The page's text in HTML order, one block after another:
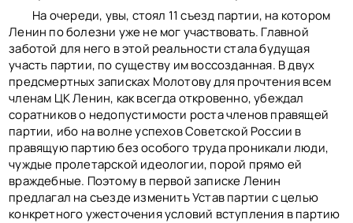
На очереди, увы, стоял 11 съезд партии, на котором
Ленин по болезни уже не мог участвовать. Главной
заботой для него в этой реальности стала будущая
участь партии, по существу им воссозданная. В двух
предсмертных записках Молотову для прочтения всем
членам ЦК Ленин, как всегда откровенно, убеждал
соратников о недопустимости роста членов правящей
партии, ибо на волне успехов Советской России в
правящую партию без особого труда проникали люди,
чуждые пролетарской идеологии, порой прямо ей
враждебные. Поэтому в первой записке Ленин
предлагал на съезде изменить Устав партии с целью
конкретного ужесточения условий вступления в партию